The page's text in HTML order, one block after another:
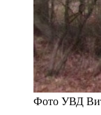
Фото УВД